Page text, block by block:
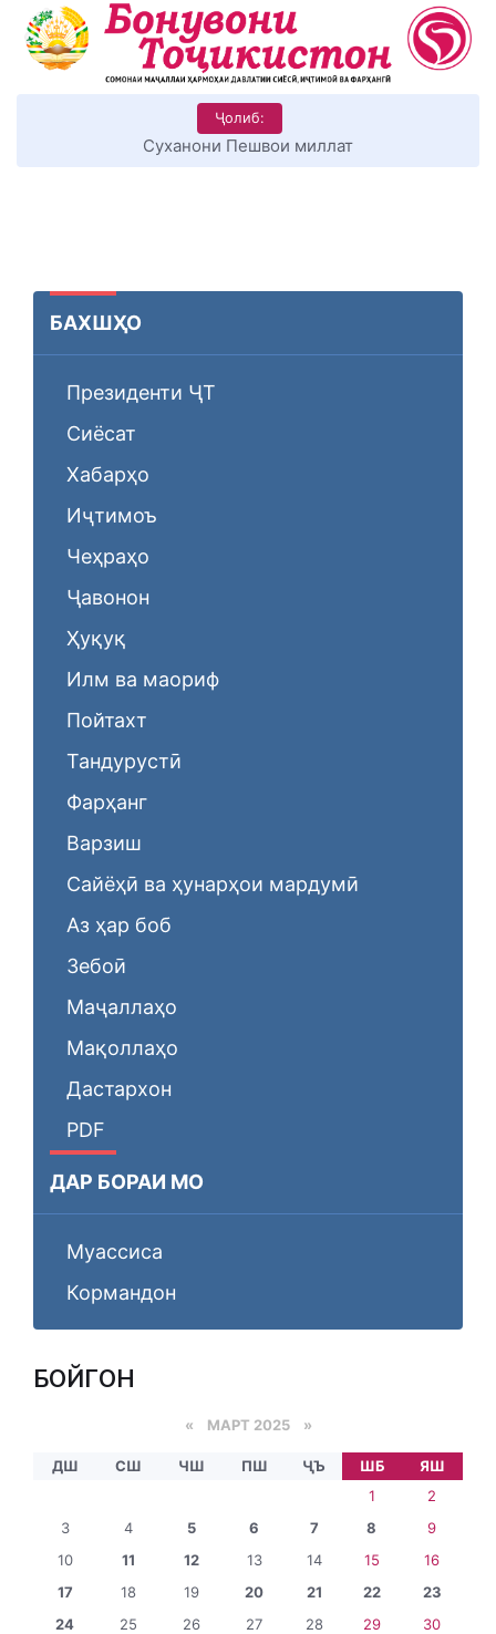
Ҷолиб:
Суханони Пешвои миллат
БАХШҲО
Президенти ҶТ
Сиёсат
Хабарҳо
Иҷтимоъ
Чеҳраҳо
Ҷавонон
Ҳуқуқ
Илм ва маориф
Пойтахт
Тандурустӣ
Фарҳанг
Варзиш
Сайёҳӣ ва ҳунарҳои мардумӣ
Аз ҳар боб
Зебоӣ
Маҷаллаҳо
Мақоллаҳо
Дастархон
PDF
ДАР БОРАИ МО
Муассиса
Кормандон
БОЙГОНӢ
« МАРТ 2025 »
ДШ СШ ЧШ ПШ ҶЪ ШБ
ЯШ
1
2
3
4 5 6 7 8
9
10
11 12 13 14 15
16
17
18 19 20 21 22
23
24
25 26 27 28 29
30